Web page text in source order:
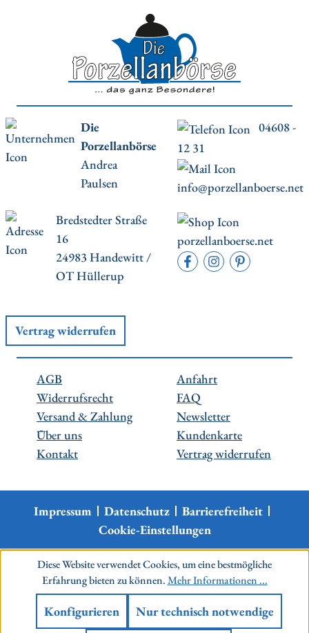
Die
Porzellanbörse
Andrea
Paulsen
04608 -
12 31
info@porzellanboerse.net
Bredstedter Straße
16
24983 Handewitt /
OT Hüllerup
porzellanboerse.net
Vertrag widerrufen
AGB
Widerrufsrecht
Versand & Zahlung
Über uns
Kontakt
Anfahrt
FAQ
Newsletter
Kundenkarte
Vertrag widerrufen
Impressum Datenschutz
Barrierefreiheit
Cookie-Einstellungen
Diese Website verwendet Cookies, um eine bestmögliche
Erfahrung bieten zu können.Mehr Informationen ...
Nur technisch notwendige
Konfigurieren